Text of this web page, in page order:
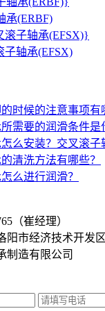
承(ERBF)
子轴承(EFSX)
时候的注意事项有
需要的润滑条件是
么安装？交叉滚
清洗方法有哪些？
么进行润滑？
（崔经理）
阳市经济技术开发
制造有限公司